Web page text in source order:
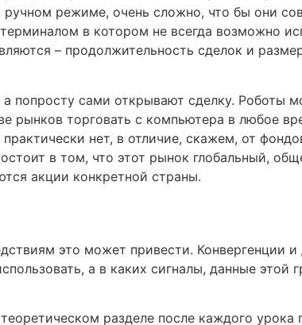
режиме, очень сложно, что бы они
в котором не всегда возможно
– продолжительность сделок и
попросту сами открывают сделку. Роботы
рынков торговать с компьютера в любое
нет, в отличие, скажем, от
в том, что этот рынок глобальный,
акции конкретной страны.
это может привести. Конвергенции и
а в каких сигналы, данные этой
разделе после каждого урока